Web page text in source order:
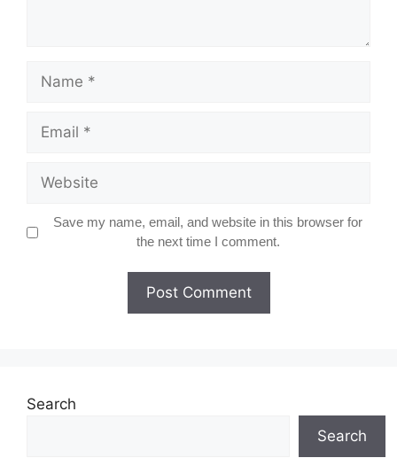
Name
Email
Website
Save my name, email, and website in this browser for
the next time I comment.
Search
Search